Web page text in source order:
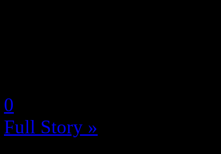
0
Full Story »